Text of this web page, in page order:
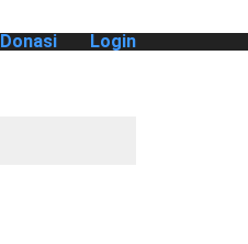
Donasi Login